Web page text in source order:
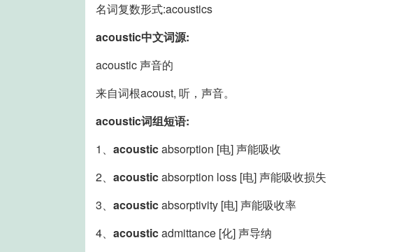
名词复数形式:acoustics
acoustic中文词源:
acoustic 声音的
来自词根acoust, 听，声音。
acoustic词组短语:
1、 acousticabsorption [电] 声能吸收
2、 acousticabsorption loss [电] 声能吸收损失
3、 acousticabsorptivity [电] 声能吸收率
4、 acousticadmittance [化] 声导纳